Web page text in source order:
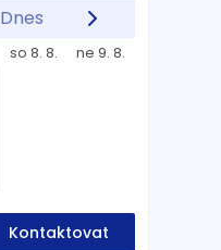
Dnes
so 8. 8. ne 9. 8.
Kontaktovat